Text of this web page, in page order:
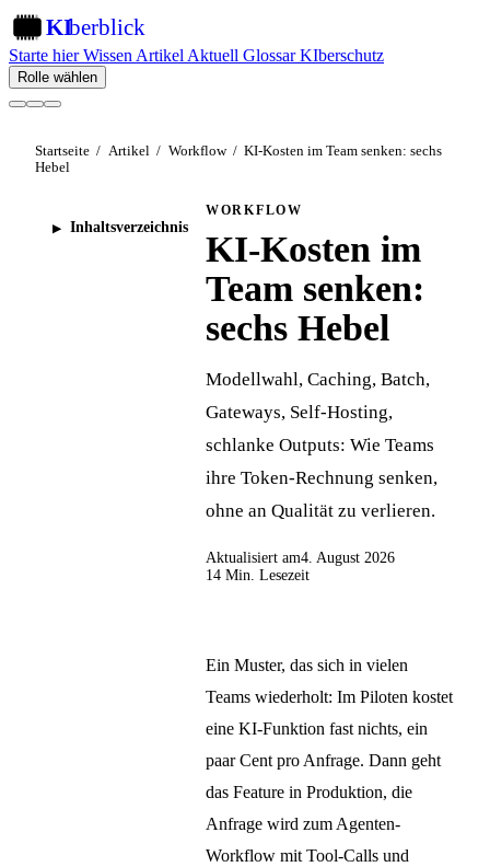
KIberblick
Starte hierWissen Artikel Aktuell GlossarKIberschutz
Rolle wählen
Startseite / Artikel / Workflow / KI-Kosten im Team senken: sechs
Hebel
Inhaltsverzeichnis
WORKFLOW
KI-Kosten im
Team senken:
sechs Hebel
Modellwahl, Caching, Batch,
Gateways, Self-Hosting,
schlanke Outputs: Wie Teams
ihre Token-Rechnung senken,
ohne an Qualität zu verlieren.
Aktualisiert am4. August 2026
14 Min. Lesezeit
Ein Muster, das sich in vielen
Teams wiederholt: Im Piloten kostet
eine KI-Funktion fast nichts, ein
paar Cent pro Anfrage. Dann geht
das Feature in Produktion, die
Anfrage wird zum Agenten-
Workflow mit Tool-Calls und